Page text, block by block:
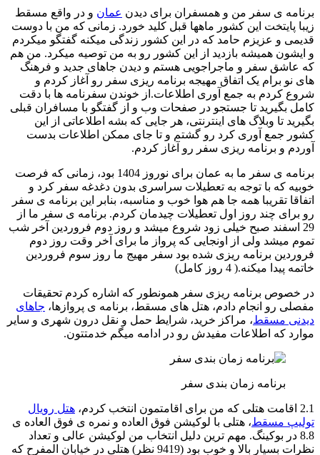
برنامه ی سفر من و همسفران برای دیدن عمان و در واقع مسقط
زیبا پایتخت این کشور ماهها قبل کلید خورد. زمانی که من با دوست
قدیمی و عزیزم حامد که در این کشور زندگی میکنه گفتگو میکردم
و ایشون همیشه بازدید از این کشور رو به من توصیه میکرد. من هم
که عاشق سفر و ماجراجویی هستم و دیدن جاهای جدید و فرهنگ
های نو برام یک اتفاق مهیجه برنامه ریزی سفر رو آغاز کردم و
شروع کردم به جمع آوری اطلاعات.از خوندن سفرنامه ها با دقت
کامل بگیرید تا جستجو در صفحات وب و از گفتگو با مسافران قبلی
بگیرید تا وبلاگ های اینترنتی، هر جایی که بشه اطلاعاتی از این
کشور جمع آوری کرد رو گشتم و تا جای ممکن اطلاعات بدست
آوردم و برنامه ریزی سفر رو آغاز کردم.
برنامه ی سفر ما به عمان برای نوروز 1404 بود، زمانی که فرصت
خوبیه که با توجه به تعطیلات سراسری بدون دغدغه سفر کرد و
اتفاقا تقریبا همه جا هم هوا خوب و مناسبه، بنابر این برنامه ی سفر
رو برای چند روز اول تعطیلات چیدمان کردم. برنامه ی سفر ما از
29 اسفند صبح خیلی زود شروع میشد و روز دوم فروردین آخر شب
تموم میشد ولی از اونجایی که پرواز ما برای آخر وقت روز دوم
فروردین برنامه ریزی شده بود سفر مهیج ما روز سوم فروردین
خاتمه پیدا میکنه.( 4 روز کامل)
در خصوص برنامه ریزی سفر همونطور که اشاره کردم تحقیقات
مفصلی رو انجام دادم، هتل های مسقط، برنامه ی پروازها، جاهای
دیدنی مسقط، مراکز خرید، شرایط حمل و نقل درون شهری و سایر
موارد که اطلاعات مفیدش رو در ادامه میگم خدمتتون.
برنامه زمان بندی سفر
2.1 اقامت هتلی که من برای اقامتمون انتخب کردم،
هتل رویال
تولیپ مسقط، هتلی با لوکیشن فوق العاده و نمره ی فوق العاده ی
8.8 در بوکینگ. مهم ترین دلیل انتخاب من لوکیشن عالی و تعداد
نظرات بسیار بالا و خوب بود (9419 نظر) هتلی در خیابان المفرح که